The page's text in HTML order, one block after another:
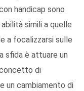
handicap sono
simili a quelle
a focalizzarsi sulle
sfida è attuare un
di
un cambiamento di